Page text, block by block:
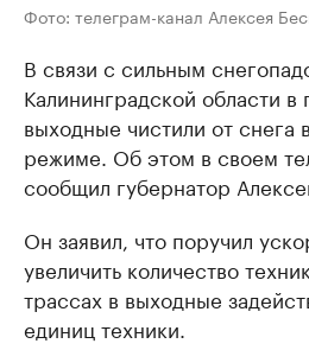
Фото: телеграм-канал Алексея
В связи с сильным
Калининградской области
выходные чистили от снега
режиме. Об этом в своем
сообщил губернатор
Он заявил, что поручил
увеличить количество
трассах в выходные
единиц техники.